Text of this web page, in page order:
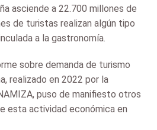
asciende a 22.700 millones de
de turistas realizan algún tipo
a la gastronomía.
sobre demanda de turismo
realizado en 2022 por la
puso de manifiesto otros
esta actividad económica en